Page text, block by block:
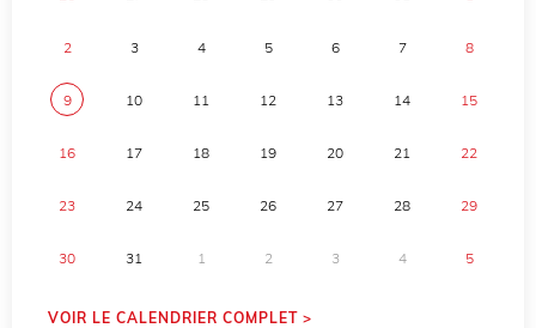
2 3 4 5 6 7 8
9 10 11 12 13 14 15
16 17 18 19 20 21 22
23 24 25 26 27 28 29
30 31 1 2 3 4 5
VOIR LE CALENDRIER COMPLET >